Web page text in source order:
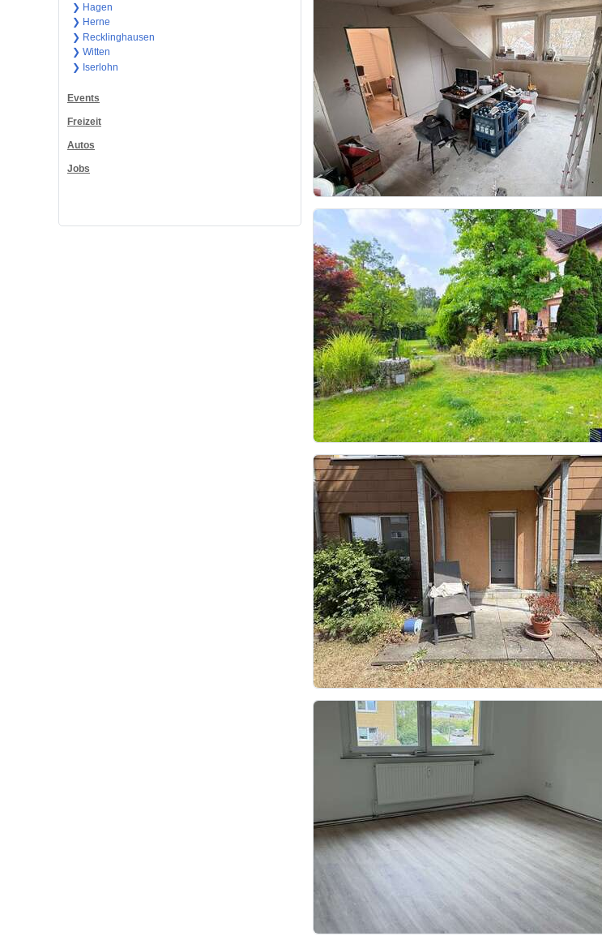
❯ Hagen
❯ Herne
❯ Recklinghausen
❯ Witten
❯ Iserlohn
Events
Freizeit
Autos
Jobs